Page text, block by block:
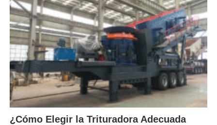
¿Cómo Elegir la Trituradora Adecuada